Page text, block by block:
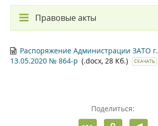
Правовые акты
Распоряжение Администрации ЗАТО г.
13.05.2020 № 864-р (.docx, 28 Кб.) СКАЧАТЬ
Поделиться: